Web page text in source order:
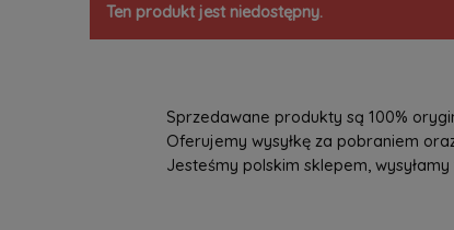
Ten produkt jest niedostępny.
Sprzedawane produkty są 100%
Oferujemy wysyłkę za pobraniem
Jesteśmy polskim sklepem,